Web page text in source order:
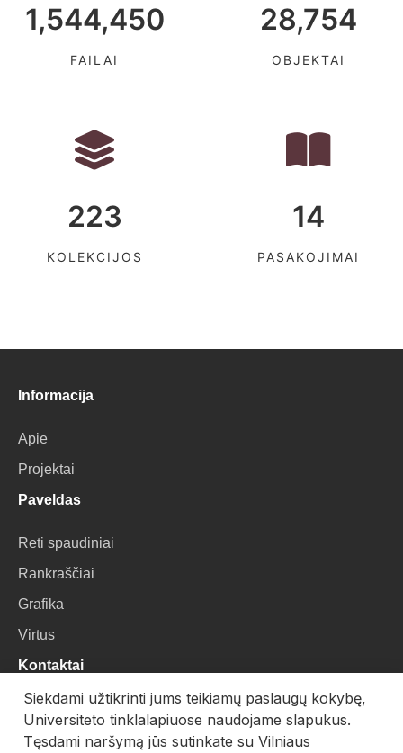
1,544,450
FAILAI
28,754
OBJEKTAI
223
KOLEKCIJOS
14
PASAKOJIMAI
Informacija
Apie
Projektai
Paveldas
Reti spaudiniai
Rankraščiai
Grafika
Virtus
Kontaktai
VU Biblioteka
Universiteto g. 3, LT-01122, Vilnius
Siekdami užtikrinti jums teikiamų paslaugų kokybę,
Universiteto tinklalapiuose naudojame slapukus.
Tęsdami naršymą jūs sutinkate su Vilniaus